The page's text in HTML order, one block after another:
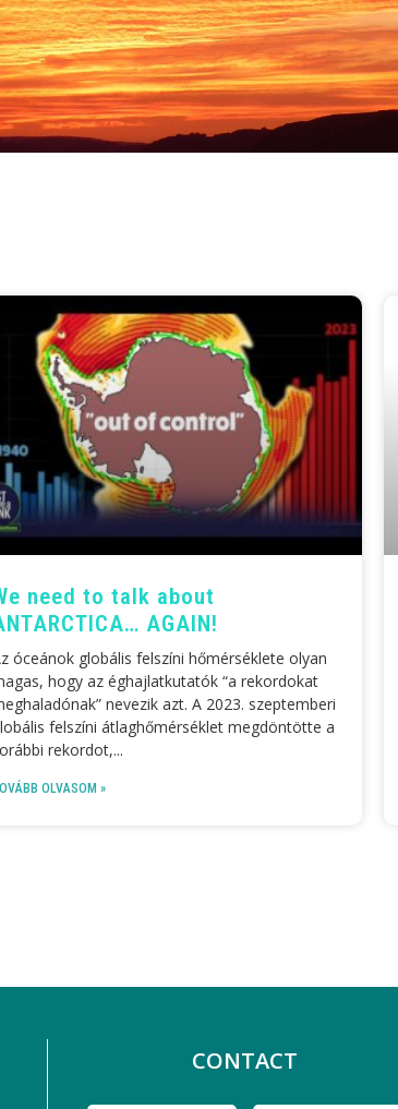
need to talk about
AGAIN!
óceánok globális felszíni hőmérséklete olyan
hogy az éghajlatkutatók “a rekordokat
nevezik azt. A 2023. szeptemberi
felszíni átlaghőmérséklet megdöntötte a
rekordot,
OLVASOM »
CONTACT